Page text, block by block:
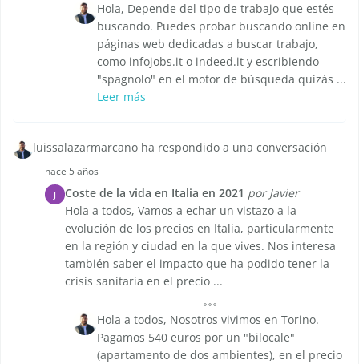
Hola, Depende del tipo de trabajo que estés
buscando. Puedes probar buscando online en
páginas web dedicadas a buscar trabajo,
como infojobs.it o indeed.it y escribiendo
"spagnolo" en el motor de búsqueda quizás ...
Leer más
luissalazarmarcano ha respondido a una conversación
hace 5 años
J Coste de la vida en Italia en 2021 por Javier
Hola a todos, Vamos a echar un vistazo a la
evolución de los precios en Italia, particularmente
en la región y ciudad en la que vives. Nos interesa
también saber el impacto que ha podido tener la
crisis sanitaria en el precio ...
Hola a todos, Nosotros vivimos en Torino.
Pagamos 540 euros por un "bilocale"
(apartamento de dos ambientes), en el precio